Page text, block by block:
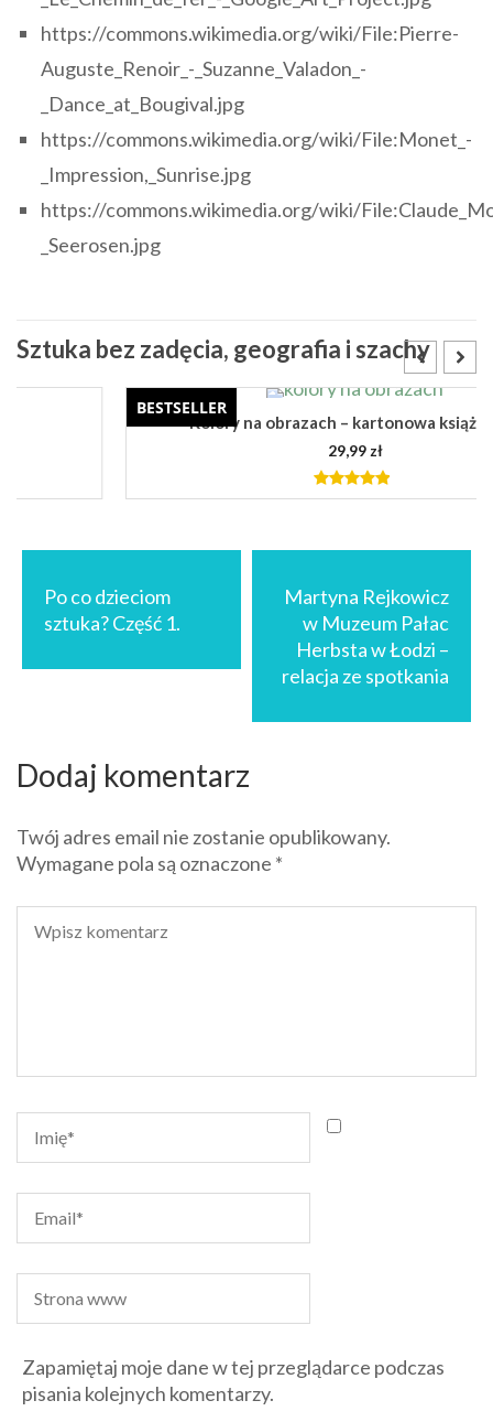
https://commons.wikimedia.org/wiki/File:Pierre-
Auguste_Renoir_-_Suzanne_Valadon_-
_Dance_at_Bougival.jpg
https://commons.wikimedia.org/wiki/File:Monet_-
_Impression,_Sunrise.jpg
https://commons.wikimedia.org/wiki/
_Seerosen.jpg
Sztuka bez zadęcia, geografia i szachy
Kolory na obrazach – kartonowa książeczka
4.62out
Nawigacja
wpisu
Po co dzieciom
sztuka? Część 1.
Martyna Rejkowicz
w Muzeum Pałac
Herbsta w Łodzi –
relacja ze spotkania
Dodaj komentarz
Twój adres email nie zostanie opublikowany.
Wymagane pola są oznaczone *
Zapamiętaj moje dane w tej przeglądarce podczas
pisania kolejnych komentarzy.